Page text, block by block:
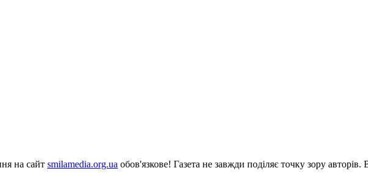
на сайт smilamedia.org.ua обов'язкове! Газета не завжди поділяє точку зору авторів.